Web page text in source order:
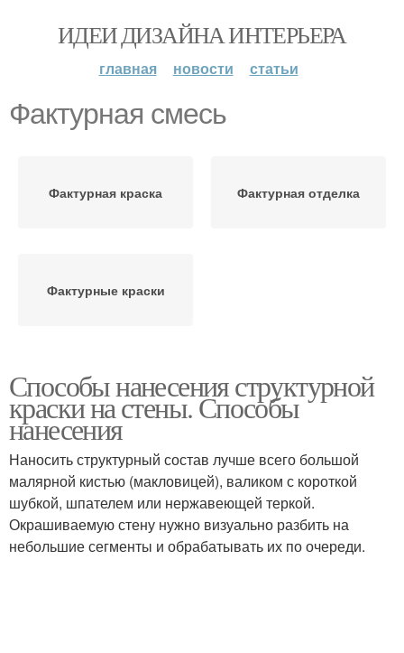
ИДЕИ ДИЗАЙНА ИНТЕРЬЕРА
главная новости статьи
Фактурная смесь
Фактурная краска Фактурная отделка
Фактурные краски
Способы нанесения структурной
краски на стены. Способы
нанесения
Наносить структурный состав лучше всего большой
малярной кистью (макловицей), валиком с короткой
шубкой, шпателем или нержавеющей теркой.
Окрашиваемую стену нужно визуально разбить на
небольшие сегменты и обрабатывать их по очереди.